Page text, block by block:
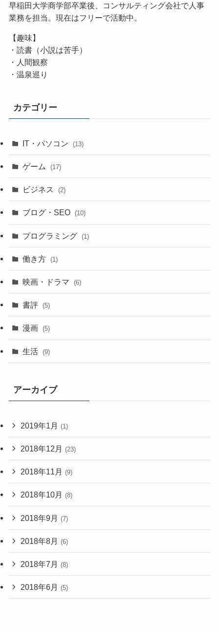
早稲田大学商学部卒業後、コンサルティング会社で人事
業務を担当。現在はフリーで活動中。
【趣味】
・読書（小説は苦手）
・人間観察
・温泉巡り
カテゴリー
IT・パソコン (13)
ゲーム (17)
ビジネス (2)
ブログ・SEO (10)
プログラミング (1)
働き方 (1)
映画・ドラマ (6)
書評 (5)
漫画 (5)
生活 (9)
アーカイブ
2019年1月 (1)
2018年12月 (23)
2018年11月 (9)
2018年10月 (8)
2018年9月 (7)
2018年8月 (6)
2018年7月 (8)
2018年6月 (5)